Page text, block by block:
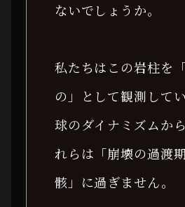
ないでしょうか。
私たちはこの岩柱を
の」として観測して
球のダイナミズムか
れらは「崩壊の過渡
骸」に過ぎません。